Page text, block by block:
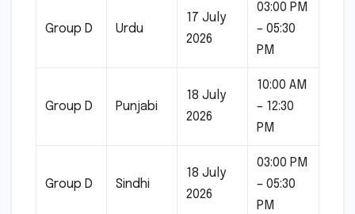
Group D Urdu
17 July
2026
03:00 PM
– 05:30
PM
Group D Punjabi
18 July
2026
10:00 AM
– 12:30
PM
Group D Sindhi
18 July
2026
03:00 PM
– 05:30
PM